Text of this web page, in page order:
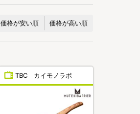
価格が安い順 価格が高い順
TBC カイモノラボ